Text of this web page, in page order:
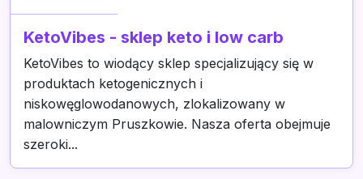
KetoVibes - sklep keto i low carb
KetoVibes to wiodący sklep specjalizujący się w
produktach ketogenicznych i
niskowęglowodanowych, zlokalizowany w
malowniczym Pruszkowie. Nasza oferta obejmuje
szeroki...